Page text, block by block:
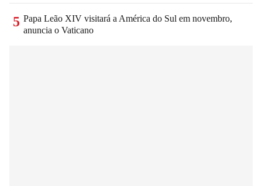
5 Papa Leão XIV visitará a América do Sul em novembro,
anuncia o Vaticano